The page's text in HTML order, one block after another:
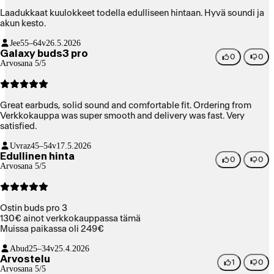
Laadukkaat kuulokkeet todella edulliseen hintaan. Hyvä soundi ja
akun kesto.
Jee55–64v26.5.2026
Galaxy buds3 pro
Arvosana 5/5
0 0
Great earbuds, solid sound and comfortable fit. Ordering from
Verkkokauppa was super smooth and delivery was fast. Very
satisfied.
Uvraz45–54v17.5.2026
Edullinen hinta
Arvosana 5/5
0 0
Ostin buds pro 3
130€ ainot verkkokauppassa tämä
Muissa paikassa oli 249€
Abud25–34v25.4.2026
Arvostelu
Arvosana 5/5
1 0